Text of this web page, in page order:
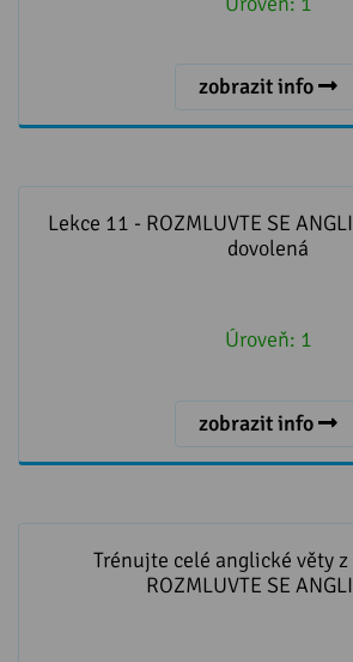
zobrazit info
dovolená
Lekce 11 - ROZMLUVTE SE
dovolená
Úroveň: 1
zobrazit info
SE ANGLICKY
Trénujte celé anglické věty
ROZMLUVTE SE